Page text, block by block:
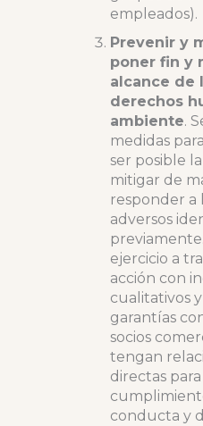
empleados).
Prevenir y
poner fin y
alcance de
derechos
ambiente.
medidas
ser posible
mitigar de
responder a
adversos
ejercicio a
acción con
cualitativos
garantías
socios
tengan
directas
conducta y